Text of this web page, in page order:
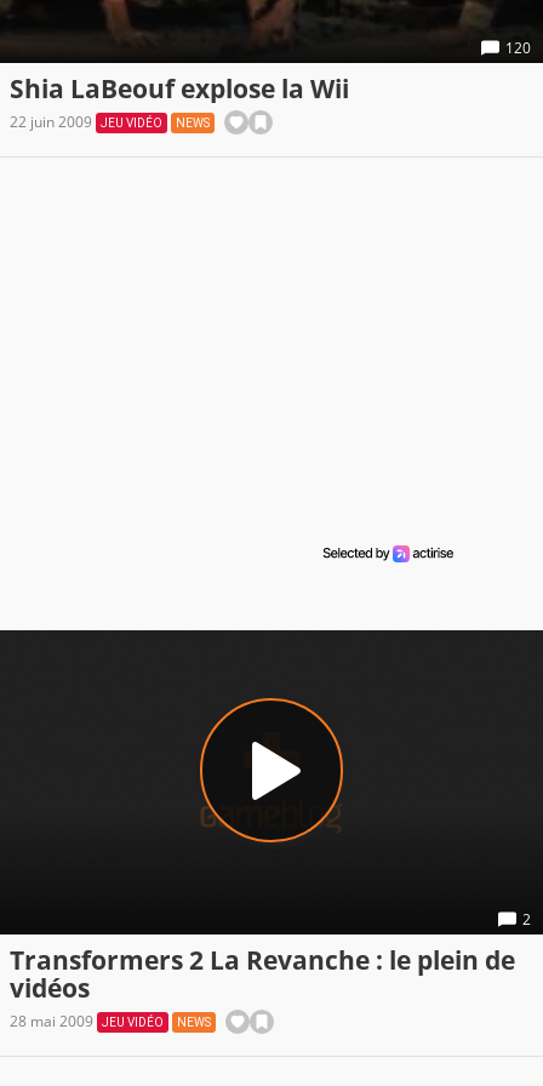
120
Shia LaBeouf explose la Wii
22 juin 2009 JEU VIDÉO NEWS
2
Transformers 2 La Revanche : le plein de
vidéos
28 mai 2009 JEU VIDÉO NEWS